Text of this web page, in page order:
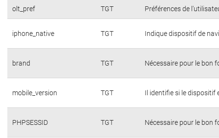
olt_pref TGT Préférences de
iphone_native TGT Indique dispositif de
brand TGT Nécessaire pour le bon
mobile_version TGT Il identifie si le dispositif
PHPSESSID TGT Nécessaire pour le bon